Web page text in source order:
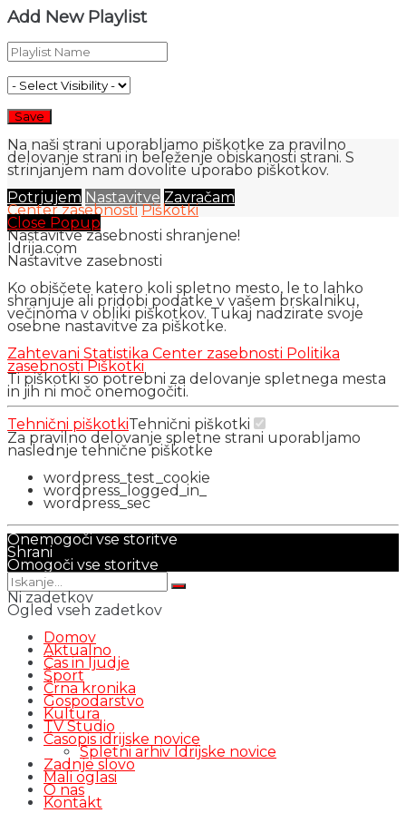
Add New Playlist
Na naši strani uporabljamo piškotke za pravilno
delovanje strani in beleženje obiskanosti strani. S
strinjanjem nam dovolite uporabo piškotkov.
Potrjujem Nastavitve Zavračam
Center zasebnosti Piškotki
Close Popup
Nastavitve zasebnosti shranjene!
Idrija.com
Nastavitve zasebnosti
Ko obiščete katero koli spletno mesto, le to lahko
shranjuje ali pridobi podatke v vašem brskalniku,
večinoma v obliki piškotkov. Tukaj nadzirate svoje
osebne nastavitve za piškotke.
Zahtevani Statistika Center zasebnosti Politika
zasebnostiPiškotki
Ti piškotki so potrebni za delovanje spletnega mesta
in jih ni moč onemogočiti.
Tehnični piškotkiTehnični piškotki
Za pravilno delovanje spletne strani uporabljamo
naslednje tehnične piškotke
wordpress_test_cookie
wordpress_logged_in_
wordpress_sec
Onemogoči vse storitve
Shrani
Omogoči vse storitve
Ni zadetkov
Ogled vseh zadetkov
Domov
Aktualno
Čas in ljudje
Šport
Črna kronika
Gospodarstvo
Kultura
TV Studio
Časopis idrijske novice
Spletni arhiv Idrijske novice
Zadnje slovo
Mali oglasi
O nas
Kontakt